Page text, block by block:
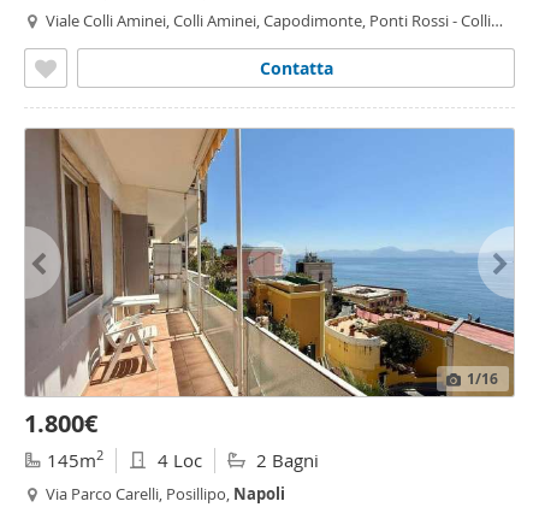
Viale Colli Aminei, Colli Aminei, Capodimonte, Ponti Rossi - Colli
Contatta
1/16
1.800€
145m2 4 Loc 2 Bagni
Via Parco Carelli, Posillipo, Napoli